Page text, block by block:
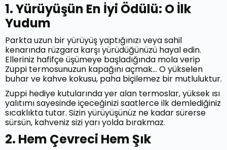
1. Yürüyüşün En İyi Ödülü: O İlk
Yudum
Parkta uzun bir yürüyüş yaptığınızı veya sahil
kenarında rüzgara karşı yürüdüğünüzü hayal edin.
Elleriniz hafifçe üşümeye başladığında mola verip
Zuppi termosunuzun kapağını açmak... O yükselen
buhar ve kahve kokusu, paha biçilemez bir mutluluktur.
Zuppi hediye kutularında yer alan termoslar, yüksek ısı
yalıtımı sayesinde içeceğinizi saatlerce ilk demlediğiniz
sıcaklıkta tutar. Sizin yürüyüşünüz ne kadar sürerse
sürsün, kahveniz sizi yarı yolda bırakmaz.
2. Hem Çevreci Hem Şık